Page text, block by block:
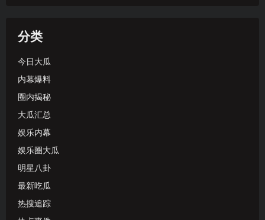
分类
今日大瓜
内幕爆料
圈内揭秘
大瓜汇总
娱乐内幕
娱乐圈大瓜
明星八卦
最新吃瓜
热搜追踪